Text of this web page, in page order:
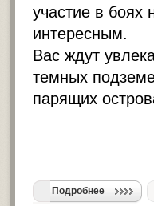
участие в боях
интересным.
Вас ждут
темных
парящих
Подробнее